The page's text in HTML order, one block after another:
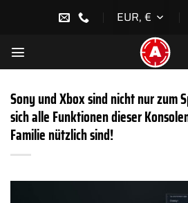
EUR, €
Sony und Xbox sind nicht nur zum
sich alle Funktionen dieser
Familie nützlich sind!